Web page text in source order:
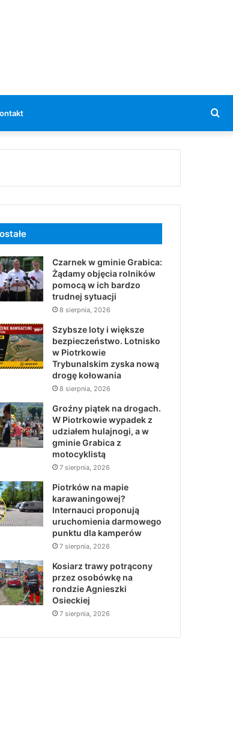
Czarnek w gminie Grabica:
Żądamy objęcia rolników
pomocą w ich bardzo
trudnej sytuacji
8 sierpnia, 2026
Szybsze loty i większe
bezpieczeństwo. Lotnisko
w Piotrkowie
Trybunalskim zyska nową
drogę kołowania
8 sierpnia, 2026
Groźny piątek na drogach.
W Piotrkowie wypadek z
udziałem hulajnogi, a w
gminie Grabica z
motocyklistą
7 sierpnia, 2026
Piotrków na mapie
karawaningowej?
Internauci proponują
uruchomienia darmowego
punktu dla kamperów
7 sierpnia, 2026
Kosiarz trawy potrącony
przez osobówkę na
rondzie Agnieszki
Osieckiej
7 sierpnia, 2026